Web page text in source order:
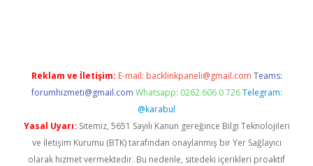
Reklam ve İletişim: E-mail: backlinkpaneli@gmail.com Teams:
forumhizmeti@gmail.com Whatsapp: 0262 606 0 726 Telegram:
@karabul
Yasal Uyarı: Sitemiz, 5651 Sayılı Kanun gereğince Bilgi Teknolojileri
ve İletişim Kurumu (BTK) tarafından onaylanmış bir Yer Sağlayıcı
olarak hizmet vermektedir. Bu nedenle, sitedeki içerikleri proaktif